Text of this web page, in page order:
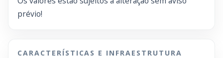
prévio!
CARACTERÍSTICAS E INFRAESTRUTURA